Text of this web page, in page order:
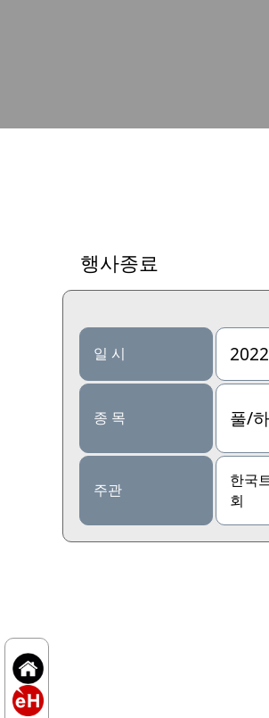
행사종료
일 시
종 목 풀/
주관
한국
회
산불조심 한국서울